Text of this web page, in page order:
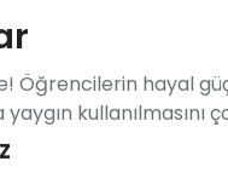
Öğrencilerin hayal
kullanılmasını